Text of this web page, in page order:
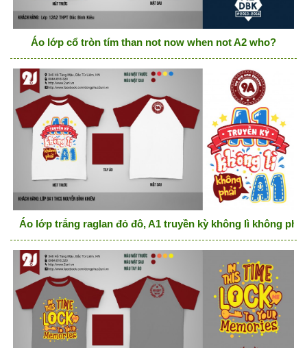
Áo lớp cổ tròn tím than not now when not A2 who?
Áo lớp trắng raglan đỏ đô, A1 truyền kỳ không lì không phải